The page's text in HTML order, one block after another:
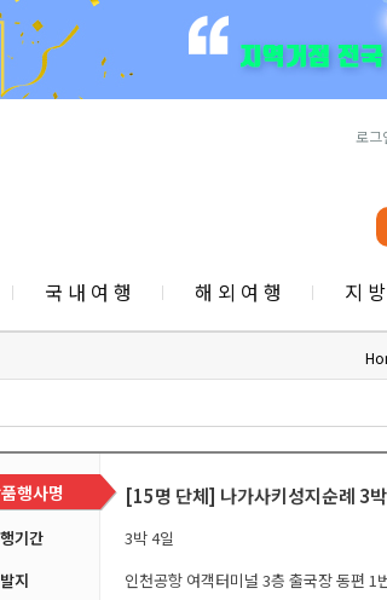
로그
국 내 여 행 해 외 여 행 지
행사명 [15명 단체] 나가사키성지순례 3
기간
3박 4일
지
인천공항 여객터미널 3층 출국장 동편 1